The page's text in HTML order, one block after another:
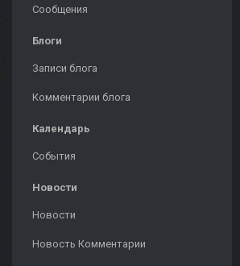
Сообщения
Блоги
Записи блога
Комментарии блога
Календарь
События
Новости
Новости
Новость Комментарии